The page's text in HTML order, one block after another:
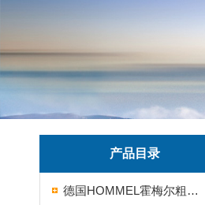
产品目录
德国HOMMEL霍梅尔粗糙度仪